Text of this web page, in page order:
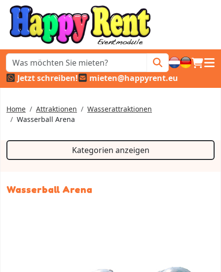
Jetzt schreiben!
mieten@happyrent.eu
Home Attraktionen
Wasserattraktionen
Wasserball Arena
Kategorien anzeigen
Wasserball Arena